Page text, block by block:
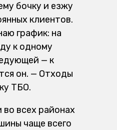
бочку и езжу
клиентов.
график: на
к одному
— к
он. — Отходы
ТБО.
во всех районах
чаще всего